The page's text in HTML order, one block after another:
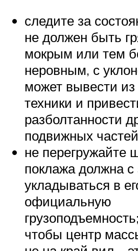
следите за
не должен быть
мокрым или тем
неровным, с
может вывести из
техники и
разболтанности
подвижных
не перегружайте
поклажа должна с
укладываться в
официальную
чтобы центр